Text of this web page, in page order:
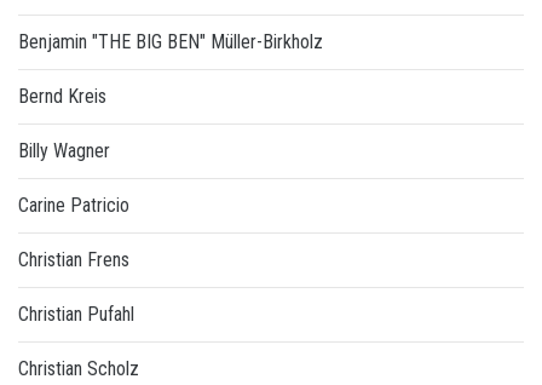
Benjamin "THE BIG BEN" Müller-Birkholz
Bernd Kreis
Billy Wagner
Carine Patricio
Christian Frens
Christian Pufahl
Christian Scholz